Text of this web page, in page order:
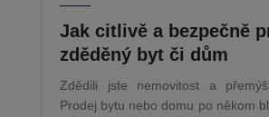
Jak citlivě a bezpečně
zděděný byt či dům
Zdědili jste nemovitost a
Prodej bytu nebo domu po někom